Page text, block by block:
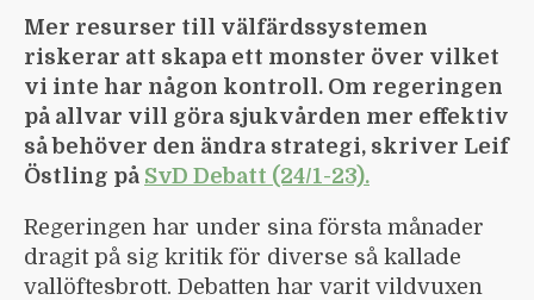
Mer resurser till välfärds­systemen
riskerar att skapa ett monster över vilket
vi inte har någon kontroll. Om regeringen
på allvar vill göra sjukvården mer effektiv
så behöver den ändra strategi, skriver Leif
Östling på SvD Debatt (24/1-23).
Regeringen har under sina första månader
dragit på sig kritik för diverse så kallade
vallöftes­brott. Debatten har varit vildvuxen